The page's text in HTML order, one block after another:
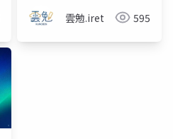
雲勉.iret 595